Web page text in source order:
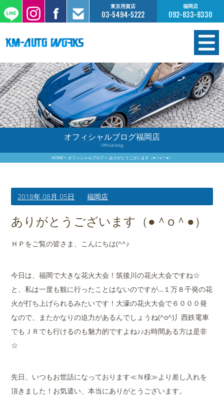
東京用賀店
03-5494-5222
福岡店
092-833-8330
在庫情報
オーダー販売
工場サービス
保証について
買取査定のご案内
店舗案内
会社概要
オフィシャルブログ福岡店
Official blog
HOME オフィシャルブログ ありがとうございます（●＾o＾●）
2018年 08月 05日 福岡店
ありがとうございます（●＾o＾●）
ＨＰをご覧の皆さま、こんにちは(^^♪
今日は、福岡で大きな花火大会！筑後川の花火大会ですね☆
と、私は一度も観に行ったことはないのですが…１万８千発の花
火が打ち上げられるみたいです！大濠の花火大会で６０００発
なので、またかなりの迫力があるんでしょうね(^o^)丿西鉄電車
でもＪＲでも行けるのも魅力的ですよね♪♪お時間ある方は是非
☆
先日、いつもお世話になっております≪Ｎ様≫より差し入れを
頂きました！お気遣い、本当にありがとうございます。